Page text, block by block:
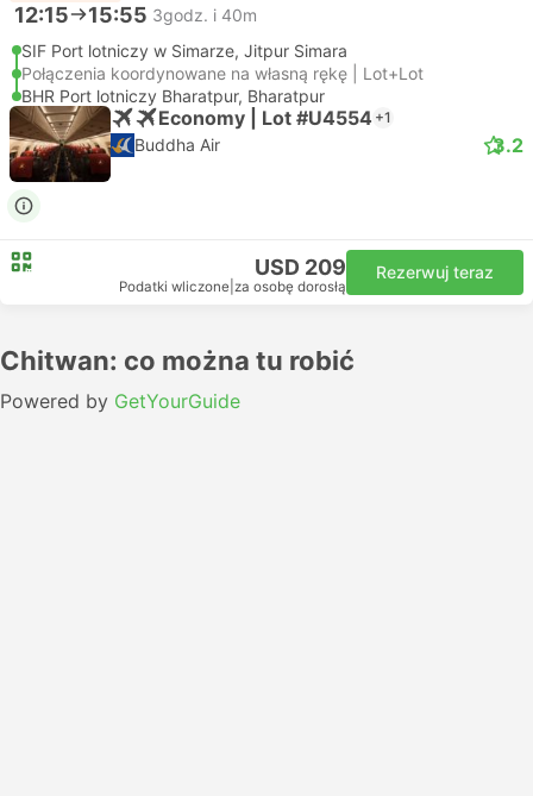
12:15 15:55 3godz. i 40m
SIF Port lotniczy w Simarze, Jitpur Simara
Połączenia koordynowane na własną rękę | Lot+Lot
BHR Port lotniczy Bharatpur, Bharatpur
Economy | Lot #U4554 +1
Buddha Air 3.2
USD 209
Podatki wliczone za osobę dorosłą
Rezerwuj teraz
Chitwan: co można tu robić
Powered by GetYourGuide